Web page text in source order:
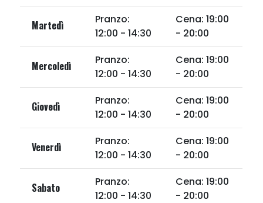
Martedì
Pranzo:
12:00 - 14:30
Cena: 19:00
- 20:00
Mercoledì
Pranzo:
12:00 - 14:30
Cena: 19:00
- 20:00
Giovedì
Pranzo:
12:00 - 14:30
Cena: 19:00
- 20:00
Venerdì
Pranzo:
12:00 - 14:30
Cena: 19:00
- 20:00
Sabato
Pranzo:
12:00 - 14:30
Cena: 19:00
- 20:00